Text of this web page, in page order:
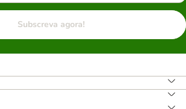
Subscreva agora!